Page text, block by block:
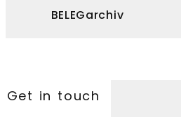
BELEGarchiv
Get in touch